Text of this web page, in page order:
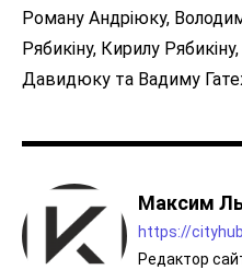
Роману Андріюку,
Рябикіну, Кирилу
Давидюку та Вадиму
Максим
https://
Редактор